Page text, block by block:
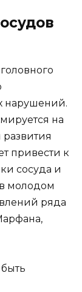
нарушений.
на
привести к
сосуда и
молодом
ряда